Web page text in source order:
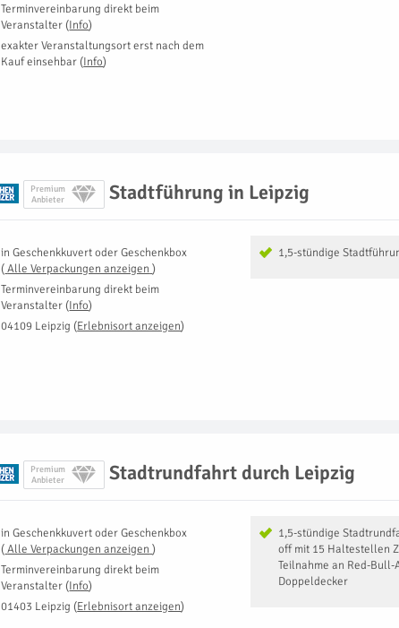
Terminvereinbarung direkt beim
Veranstalter (Info)
exakter Veranstaltungsort erst nach dem
Kauf einsehbar (Info)
Premium
Anbieter
Stadtführung in Leipzig
1,5-stündige
inGeschenkkuvert oder Geschenkbox
( Alle Verpackungen anzeigen )
Terminvereinbarung direkt beim
Veranstalter (Info)
04109 Leipzig (Erlebnisort anzeigen)
Premium
Anbieter
Stadtrundfahrt durch Leipzig
1,5-stündige
off mit 15 Haltestellen
Teilnahme an Red-
Doppeldecker
inGeschenkkuvert oder Geschenkbox
( Alle Verpackungen anzeigen )
Terminvereinbarung direkt beim
Veranstalter (Info)
01403 Leipzig (Erlebnisort anzeigen)